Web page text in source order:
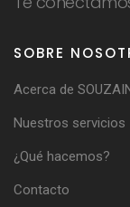
SOBRE
Acerca de
Nuestros servicios
¿Qué hacemos?
Contacto